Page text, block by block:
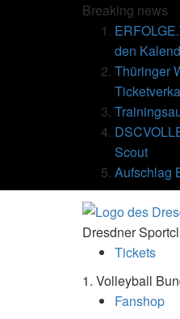
Breaking news
den
Thüringer
Scout
Aufschlag
Dresdner
Tickets
1. Volleyball
Fanshop